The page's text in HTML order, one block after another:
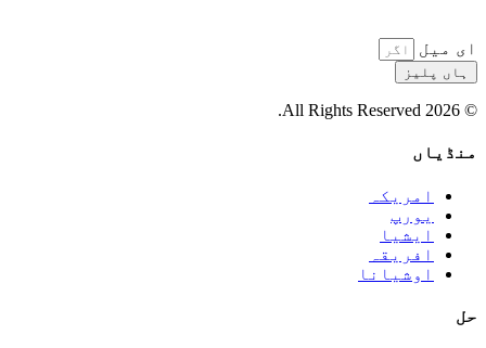
ای میل
ہاں پلیز
© 2026 All Rights Reserved.
منڈیاں
امریکہ
یورپ
ایشیا
افریقہ
اوشیانا
حل